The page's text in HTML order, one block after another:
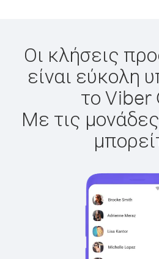
Οι κλήσεις
είναι εύκολη
το Viber
Με τις